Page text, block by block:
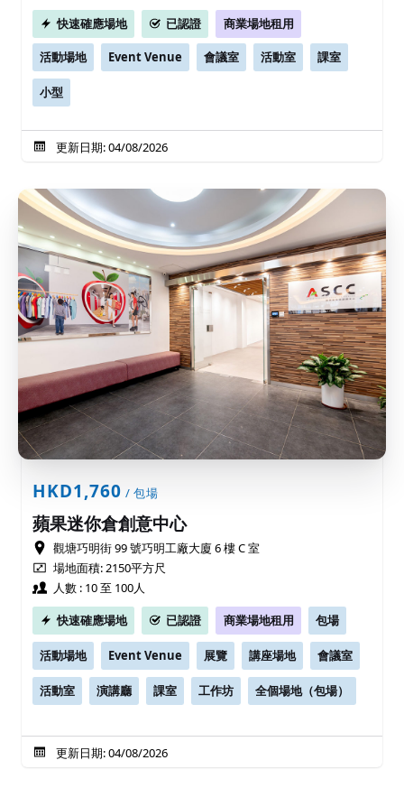
快速確應場地
已認證 商業場地租用
活動場地 Event Venue 會議室 活動室 課室
小型
更新日期: 04/08/2026
HKD1,760 / 包場
蘋果迷你倉創意中心
觀塘巧明街 99 號巧明工廠大廈 6 樓 C 室
場地面積: 2150平方尺
人數 : 10 至 100人
快速確應場地
已認證 商業場地租用 包場
活動場地 Event Venue 展覽 講座場地 會議室
活動室 演講廳 課室 工作坊 全個場地（包場）
更新日期: 04/08/2026